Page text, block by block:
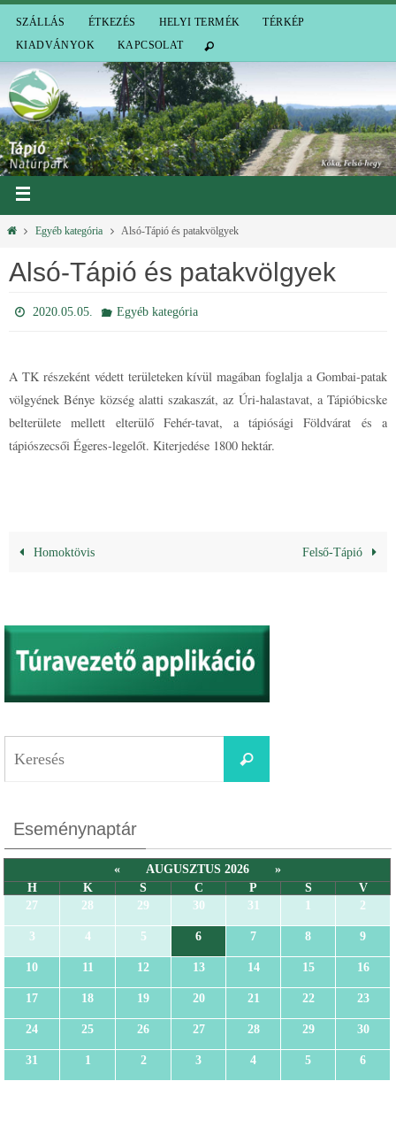
SZÁLLÁS ÉTKEZÉS HELYI TERMÉK
TÉRKÉP
KIADVÁNYOK
KAPCSOLAT
Egyéb kategória Alsó-Tápió és patakvölgyek
Alsó-Tápió és patakvölgyek
2020.05.05. Egyéb kategória
A TK részeként védett területeken kívül magában foglalja a Gombai-patak
völgyének Bénye község alatti szakaszát, az Úri-halastavat, a Tápióbicske
belterülete mellett elterülő Fehér-tavat, a tápiósági Földvárat és a
tápiószecsői Égeres-legelőt. Kiterjedése 1800 hektár.
Homoktövis Felső-Tápió
Eseménynaptár
« AUGUSZTUS 2026
»
H
K S C P S
V
27
28 29 30 31 1 2
3 4 5 6 7 8 9
10 11 12 13 14 15 16
17 18 19 20 21 22 23
24 25 26 27 28 29 30
31 1 2 3 4 5 6